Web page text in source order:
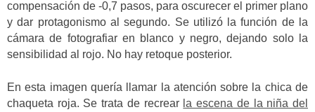
compensación de -0,7 pasos, para oscurecer el primer plano
y dar protagonismo al segundo. Se utilizó la función de la
cámara de fotografiar en blanco y negro, dejando solo la
sensibilidad al rojo. No hay retoque posterior.
En esta imagen quería llamar la atención sobre la chica de
chaqueta roja. Se trata de recrear la escena de la niña del